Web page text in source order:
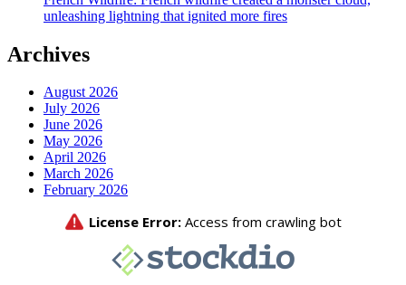
unleashing lightning that ignited more fires
Archives
August 2026
July 2026
June 2026
May 2026
April 2026
March 2026
February 2026